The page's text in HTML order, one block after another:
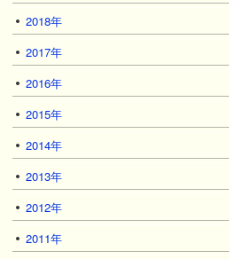
2018年
2017年
2016年
2015年
2014年
2013年
2012年
2011年